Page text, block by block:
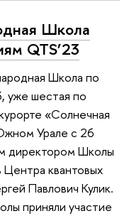
Школа
QTS’23
Школа по
уже шестая по
«Солнечная
Урале c 26
директором Школы
Центра квантовых
Павлович Кулик.
приняли участие